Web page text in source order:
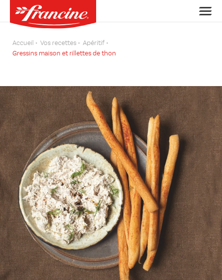
Accueil Vos recettes
Apéritif
Gressins maison et rillettes de thon